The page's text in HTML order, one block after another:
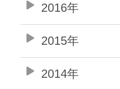
2016年
2015年
2014年